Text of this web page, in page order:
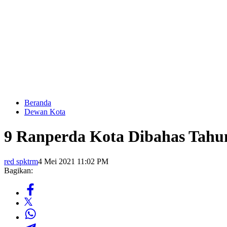
Beranda
Dewan Kota
9 Ranperda Kota Dibahas
red spktrm4 Mei 2021 11:02 PM
Bagikan: